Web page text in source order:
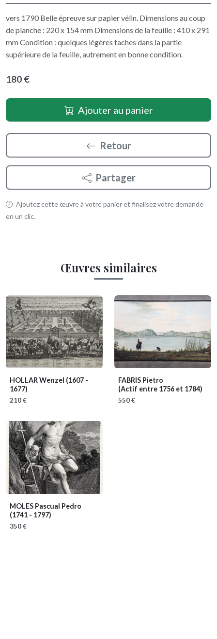
vers 1790 Belle épreuve sur papier vélin. Dimensions au coup
de planche : 220 x 154 mm Dimensions de la feuille : 410 x 291
mm Condition : quelques légères taches dans la partie
supérieure de la feuille, autrement en bonne condition.
180 €
Ajouter au panier
Retour
Partager
Ajoutez cette œuvre à votre panier et finalisez votre demande
en un clic.
Œuvres similaires
HOLLAR Wenzel (1607 -
1677)
210 €
FABRIS Pietro
(Actif entre 1756 et 1784)
550 €
MOLES Pascual Pedro
(1741 - 1797)
350 €